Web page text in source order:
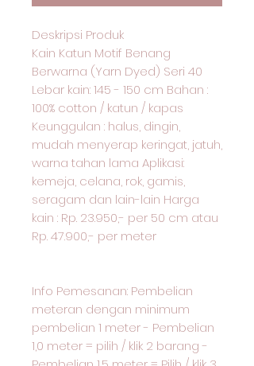
Deskripsi Produk
Kain Katun Motif Benang
Berwarna (Yarn Dyed) Seri 40
Lebar kain: 145 - 150 cm Bahan :
100% cotton / katun / kapas
Keunggulan : halus, dingin,
mudah menyerap keringat, jatuh,
warna tahan lama Aplikasi:
kemeja, celana, rok, gamis,
seragam dan lain-lain Harga
kain : Rp. 23.950,- per 50 cm atau
Rp. 47.900,- per meter
Info Pemesanan: Pembelian
meteran dengan minimum
pembelian 1 meter - Pembelian
1,0 meter = pilih / klik 2 barang -